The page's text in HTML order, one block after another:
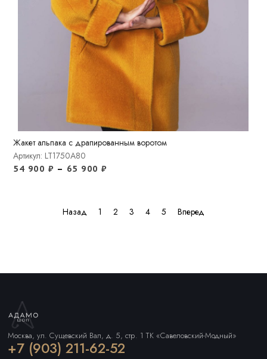
Жакет альпака с драпированным воротом
Артикул: LT1750A80
54 900 ₽ – 65 900₽
Назад 1 2 3 4 5 Вперед
Москва, ул. Сущевский Вал, д. 5, стр. 1 ТК «Савеловский-Модный»
+7 (903) 211-62-52